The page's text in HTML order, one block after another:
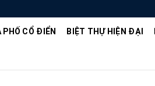
PHỐ CỔ ĐIỂN BIỆT THỰ HIỆN ĐẠI